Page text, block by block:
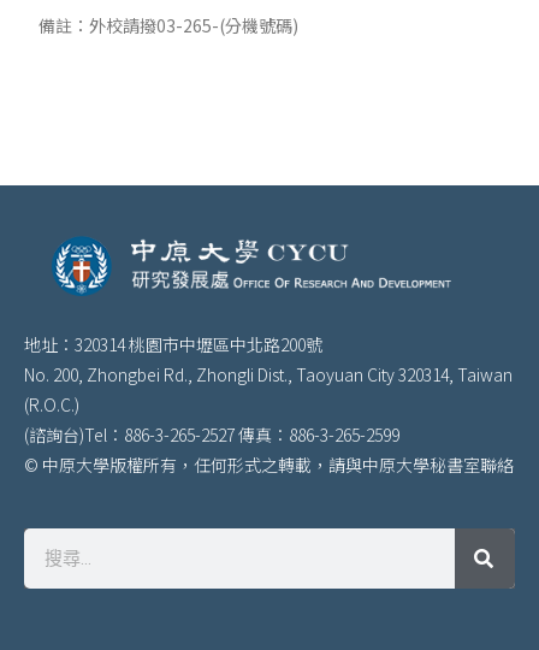
備註：外校請撥03-265-(分機號碼)
地址：320314 桃園市中壢區中北路200號
No. 200, Zhongbei Rd., Zhongli Dist., Taoyuan City 320314, Taiwan
(R.O.C.)
(諮詢台)Tel：886-3-265-2527 傳真：886-3-265-2599
© 中原大學版權所有，任何形式之轉載，請與中原大學秘書室聯絡